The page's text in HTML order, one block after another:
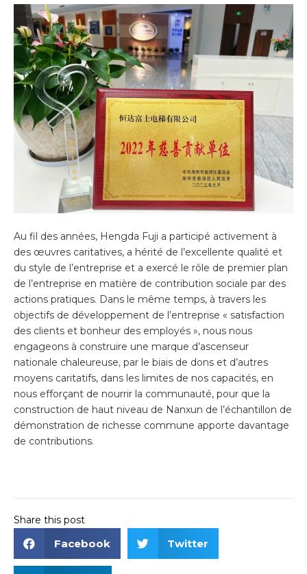
Au fil des années, Hengda Fuji a participé activement à
des œuvres caritatives, a hérité de l’excellente qualité et
du style de l’entreprise et a exercé le rôle de premier plan
de l’entreprise en matière de contribution sociale par des
actions pratiques. Dans le même temps, à travers les
objectifs de développement de l’entreprise « satisfaction
des clients et bonheur des employés », nous nous
engageons à construire une marque d’ascenseur
nationale chaleureuse, par le biais de dons et d’autres
moyens caritatifs, dans les limites de nos capacités, en
nous efforçant de nourrir la communauté, pour que la
construction de haut niveau de Nanxun de l’échantillon de
démonstration de richesse commune apporte davantage
de contributions.
Share this post
Facebook Twitter